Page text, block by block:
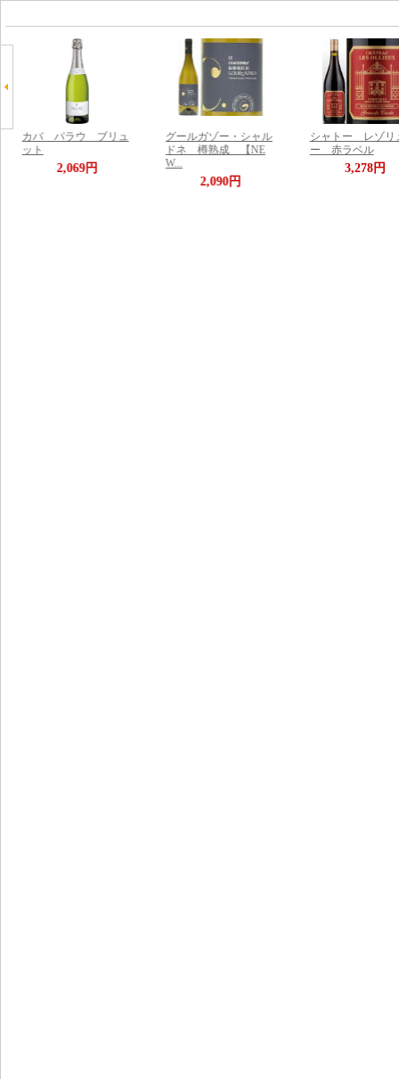
カバ パラウ ブリュ
ット
2,069円
グールガゾー・シャル
ドネ 樽熟成 【NE
W...
2,090円
シャトー レゾリ
ー 赤ラベル
3,278円